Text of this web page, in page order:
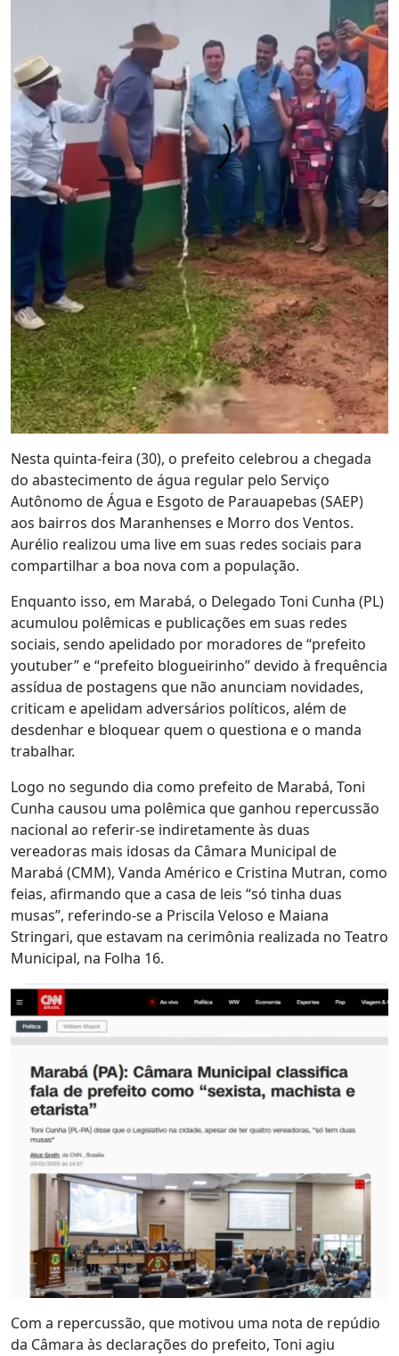
Nesta quinta-feira (30), o prefeito celebrou a chegada
do abastecimento de água regular pelo Serviço
Autônomo de Água e Esgoto de Parauapebas (SAEP)
aos bairros dos Maranhenses e Morro dos Ventos.
Aurélio realizou uma live em suas redes sociais para
compartilhar a boa nova com a população.
Enquanto isso, em Marabá, o Delegado Toni Cunha (PL)
acumulou polêmicas e publicações em suas redes
sociais, sendo apelidado por moradores de “prefeito
youtuber” e “prefeito blogueirinho” devido à frequência
assídua de postagens que não anunciam novidades,
criticam e apelidam adversários políticos, além de
desdenhar e bloquear quem o questiona e o manda
trabalhar.
Logo no segundo dia como prefeito de Marabá, Toni
Cunha causou uma polêmica que ganhou repercussão
nacional ao referir-se indiretamente às duas
vereadoras mais idosas da Câmara Municipal de
Marabá (CMM), Vanda Américo e Cristina Mutran, como
feias, afirmando que a casa de leis “só tinha duas
musas”, referindo-se a Priscila Veloso e Maiana
Stringari, que estavam na cerimônia realizada no Teatro
Municipal, na Folha 16.
Com a repercussão, que motivou uma nota de repúdio
da Câmara às declarações do prefeito, Toni agiu